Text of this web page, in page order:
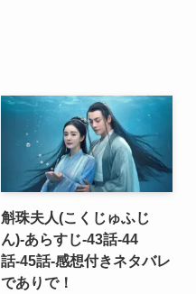
斛珠夫人(こくじゅふじ
ん)-あらすじ-43話-44
話-45話-感想付きネタバレ
でありで！